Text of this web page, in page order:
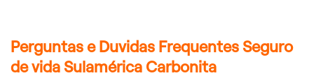
Perguntas e Duvidas Frequentes Seguro
de vida Sulamérica Carbonita